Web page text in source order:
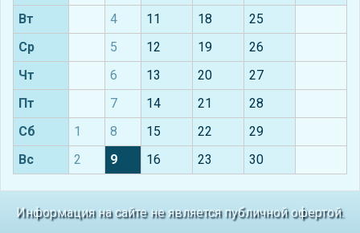
Вт
4 11 18
25
Ср
5 12 19
26
Чт
6 13 20
27
Пт
7 14 21
28
Сб
1 8 15 22
29
Вс
2 9 16 23 30
Информация на сайте не является публичной офертой.